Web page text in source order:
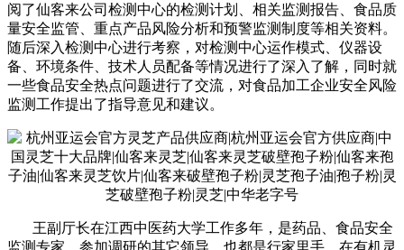
阅了仙客来公司检测中心的检测计划、相关监测报告、食品质
量安全监管、重点产品风险分析和预警监测制度等相关资料。
随后深入检测中心进行考察，对检测中心运作模式、仪器设
备、环境条件、技术人员配备等情况进行了深入了解，同时就
一些食品安全热点问题进行了交流，对食品加工企业安全风险
监测工作提出了指导意见和建议。
王副厅长在江西中医药大学工作多年，是药品、食品安全